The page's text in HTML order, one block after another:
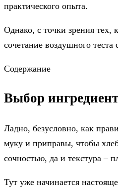
практического опыта.
Однако, с точки зрения тех,
сочетание воздушного
Содержание
Выбор
Ладно, безусловно, как
муку и приправы, чтобы
сочностью, да и текстура –
Тут уже начинается